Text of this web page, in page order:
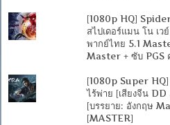
[1080p HQ]
สไปเดอร์แมน โน เว
พากย์ไทย 5.1
Master + ซับ PGS
[1080p Super
ไร้พ่าย [เสียงจีน
[บรรยาย: อังกฤษ
[MASTER]